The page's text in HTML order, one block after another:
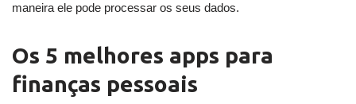
maneira ele pode processar os seus dados.
Os 5 melhores apps para
finanças pessoais